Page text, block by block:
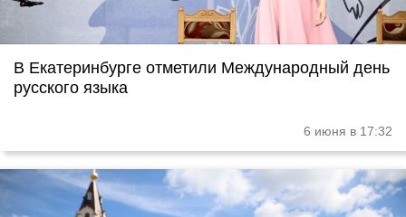
В Екатеринбурге отметили Международный день
русского языка
6 июня в 17:32